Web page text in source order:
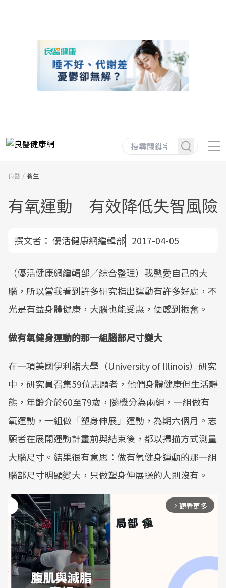
良醫 養生
有氧運動 有效降低失智風險
撰文者： 優活健康網編輯部 2017-04-05
（優活健康網編輯部／綜合整理）我熱愛自己的大
腦，所以當我看到許多研究指出運動有許多好處，不
光是有益身體健康，大腦也能受惠，便感到振奮。
做有氧健身運動的那一組腦部尺寸變大
在一項美國伊利諾大學（University of Illinois）研究
中，研究員召集59位志願者，他們身體健康但生活靜
態，年齡介於60至79歲，隨機分為兩組，一組做有
氧運動，一組做「塑身伸展」運動，為期六個月。志
願者在展開運動計畫前與結束後，都以掃描方式測量
大腦尺寸。結果很有意思：做有氧健身運動的那一組
腦部尺寸明顯變大，只做塑身伸展操的人則沒有。
arrow_forward_ios 觀看更多